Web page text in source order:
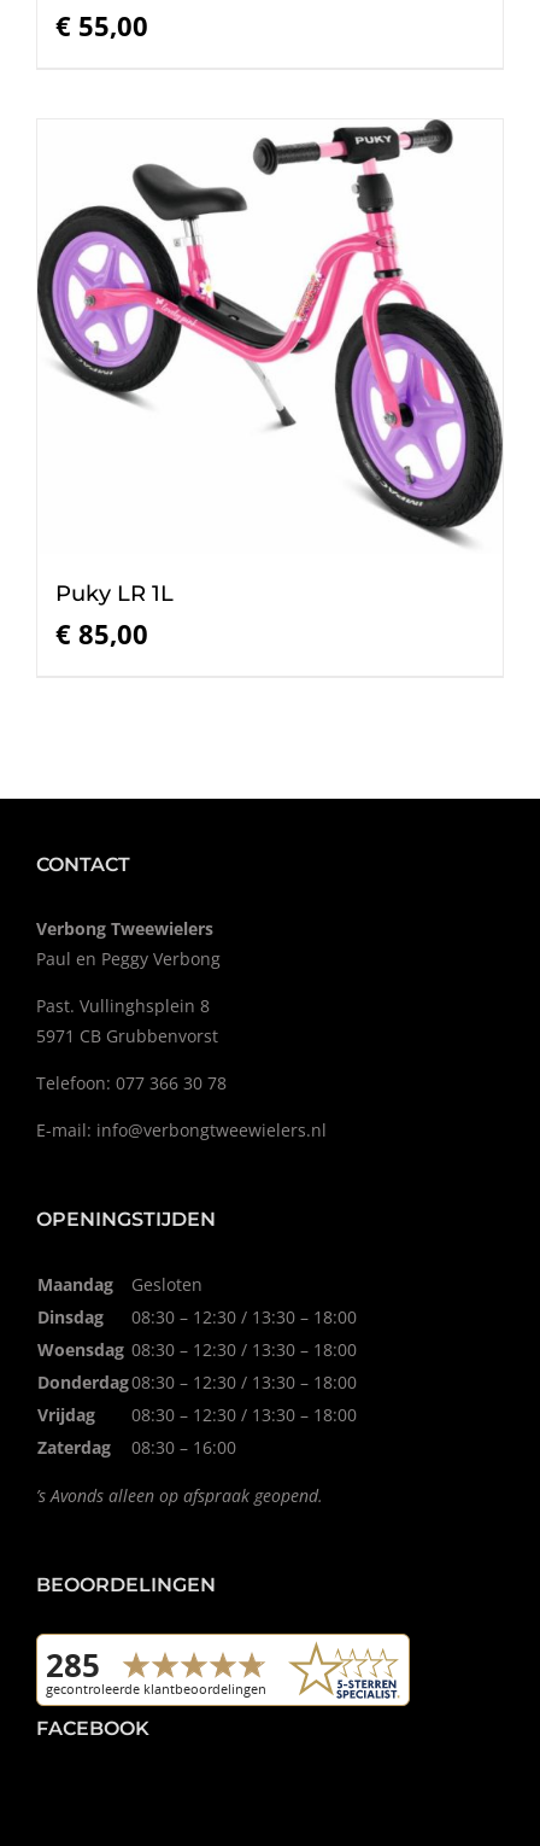
€ 55,00
Puky LR 1L
€ 85,00
CONTACT
Verbong Tweewielers
Paul en Peggy Verbong
Past. Vullinghsplein 8
5971 CB Grubbenvorst
Telefoon: 077 366 30 78
E-mail: info@verbongtweewielers.nl
OPENINGSTIJDEN
Maandag
Gesloten
Dinsdag
08:30 – 12:30 / 13:30 – 18:00
Woensdag 08:30 – 12:30 / 13:30 – 18:00
Donderdag08:30 – 12:30 / 13:30 – 18:00
Vrijdag
08:30 – 12:30 / 13:30 – 18:00
Zaterdag
08:30 – 16:00
’s Avonds alleen op afspraak geopend.
BEOORDELINGEN
FACEBOOK